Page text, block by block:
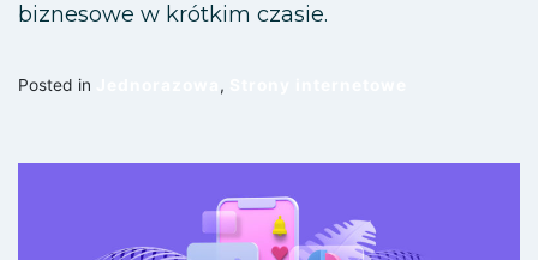
biznesowe w krótkim czasie.
Posted in ,